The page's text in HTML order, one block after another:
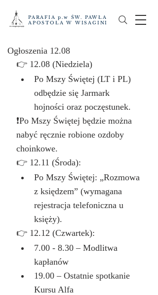
PARAFIA p.w ŚW. PAWŁA
APOSTOŁA W WISAGINI
Ogłoszenia 12.08
👉 12.08 (Niedziela)
Po Mszy Świętej (LT i PL)
odbędzie się Jarmark
hojności oraz poczęstunek.
❗️Po Mszy Świętej będzie można
nabyć ręcznie robione ozdoby
choinkowe.
👉 12.11 (Środa):
Po Mszy Świętej: „Rozmowa
z księdzem” (wymagana
rejestracja telefoniczna u
księży).
👉 12.12 (Czwartek):
7.00 - 8.30 – Modlitwa
kapłanów
19.00 – Ostatnie spotkanie
Kursu Alfa